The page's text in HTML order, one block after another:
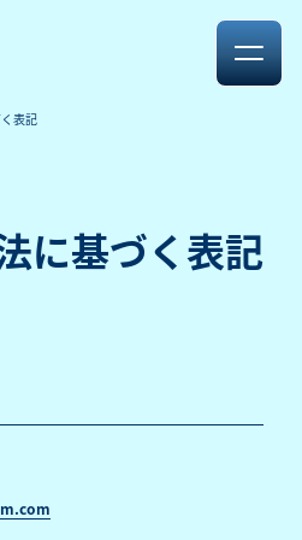
表記
に基づく表記